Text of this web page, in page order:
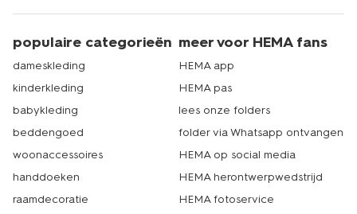
populaire categorieën
dameskleding
kinderkleding
babykleding
beddengoed
woonaccessoires
handdoeken
raamdecoratie
meer voor HEMA fans
HEMA app
HEMA pas
lees onze folders
folder via Whatsapp ontvangen
HEMA op social media
HEMA herontwerpwedstrijd
HEMA fotoservice